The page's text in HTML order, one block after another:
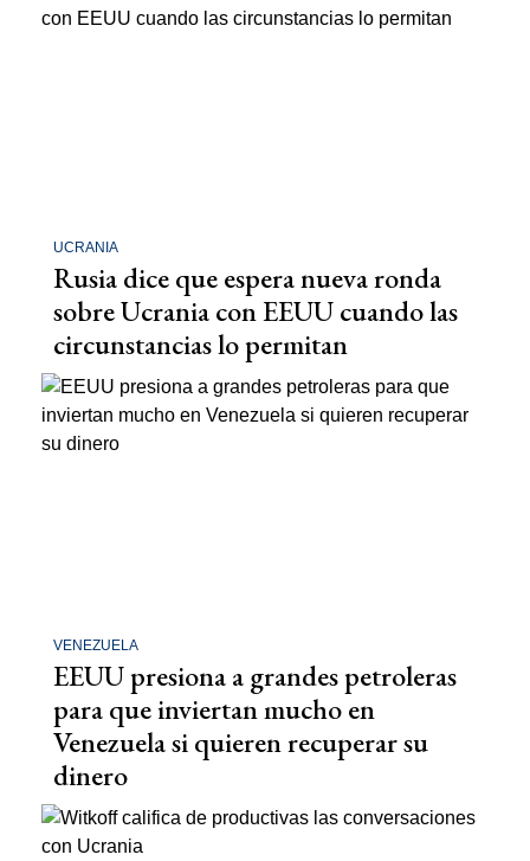
UCRANIA
Rusia dice que espera nueva ronda
sobre Ucrania con EEUU cuando las
circunstancias lo permitan
VENEZUELA
EEUU presiona a grandes petroleras
para que inviertan mucho en
Venezuela si quieren recuperar su
dinero